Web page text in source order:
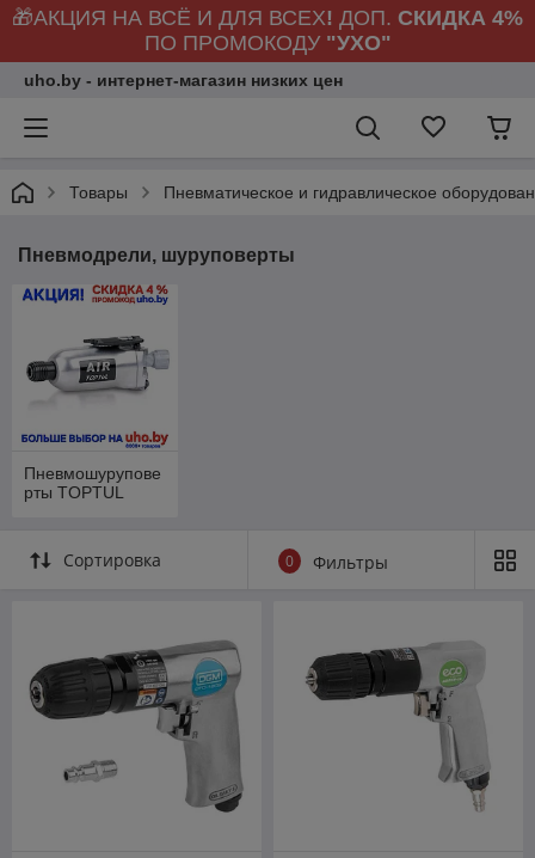
🎁АКЦИЯ НА ВСЁ И ДЛЯ ВСЕХ! ДОП. СКИДКА 4%
ПО ПРОМОКОДУ "УХО"
uho.by - интернет-магазин низких цен
Товары Пневматическое и гидравлическое
Пневмодрели, шуруповерты
Пневмошурупове
рты TOPTUL
Сортировка 0 Фильтры